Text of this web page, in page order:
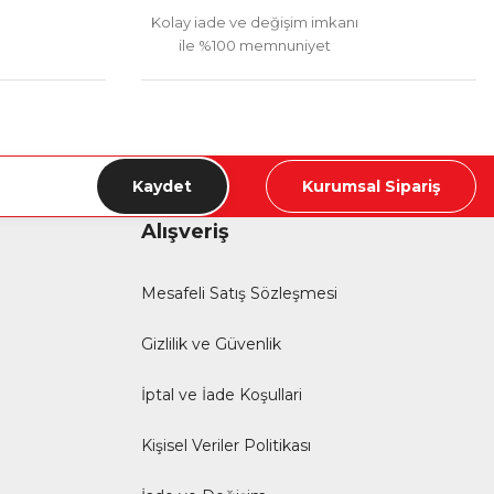
Kolay iade ve değişim imkanı
ile %100 memnuniyet
Kaydet Kurumsal Sipariş
Alışveriş
Mesafeli Satış Sözleşmesi
Gizlilik ve Güvenlik
İptal ve İade Koşullari
Kişisel Veriler Politikası